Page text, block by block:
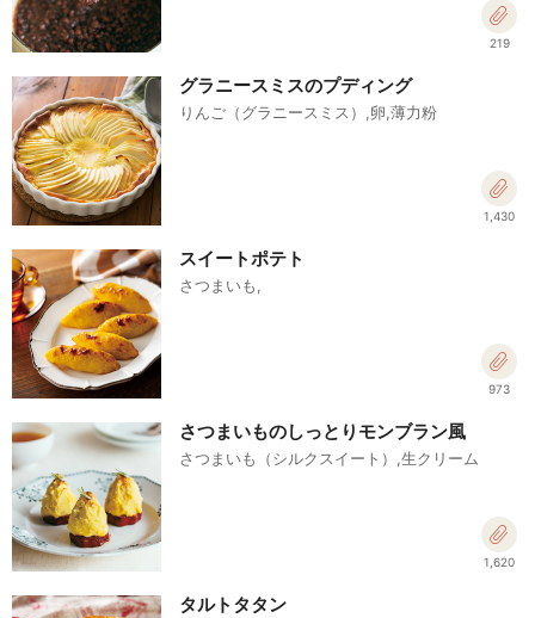
219
グラニースミスのプディング
りんご（グラニースミス）,卵,薄力粉
1,430
スイートポテト
さつまいも,
973
さつまいものしっとりモンブラン風
さつまいも（シルクスイート）,生クリーム
1,620
タルトタタン